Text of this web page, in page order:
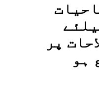
پر
ہو